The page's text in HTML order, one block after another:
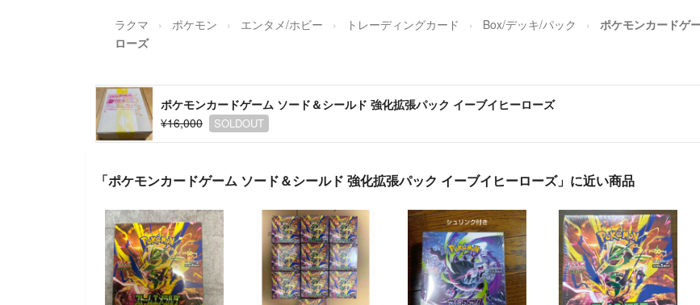
ラクマ ポケモン エンタメ/ホビー トレーディングカード Box/デッキ/パック
ポケモンカードゲ
ローズ
ポケモンカードゲーム ソード＆シールド 強化拡張パック イーブイヒーローズ
¥16,000
SOLDOUT
「ポケモンカードゲーム ソード＆シールド 強化拡張パック イーブイヒーローズ」に近い商品